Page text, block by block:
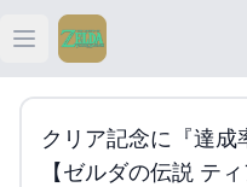
Open main menu
テ
クリア記念に『達
【ゼルダの伝説 テ